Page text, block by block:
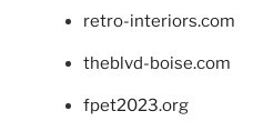
retro-interiors.com
theblvd-boise.com
fpet2023.org